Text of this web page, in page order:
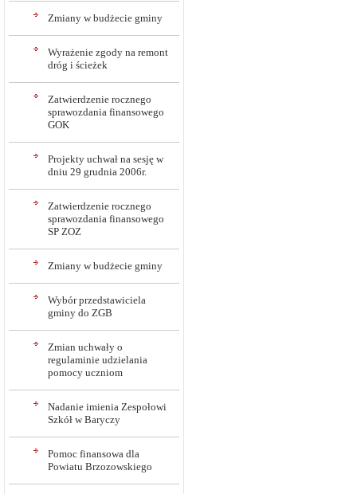
Zmiany w budżecie gminy
Wyrażenie zgody na remont
dróg i ścieżek
Zatwierdzenie rocznego
sprawozdania finansowego
GOK
Projekty uchwał na sesję w
dniu 29 grudnia 2006r.
Zatwierdzenie rocznego
sprawozdania finansowego
SP ZOZ
Zmiany w budżecie gminy
Wybór przedstawiciela
gminy do ZGB
Zmian uchwały o
regulaminie udzielania
pomocy uczniom
Nadanie imienia Zespołowi
Szkół w Baryczy
Pomoc finansowa dla
Powiatu Brzozowskiego